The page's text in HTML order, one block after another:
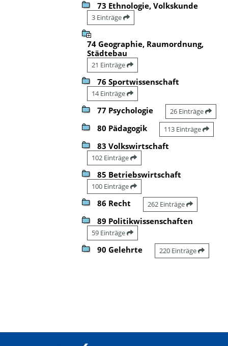
73 Ethnologie, Volkskunde
3 Einträge
74 Geographie, Raumordnung,
Städtebau
21 Einträge
76 Sportwissenschaft
14 Einträge
77 Psychologie 26 Einträge
80 Pädagogik 113 Einträge
83 Volkswirtschaft
102 Einträge
85 Betriebswirtschaft
100 Einträge
86 Recht 262 Einträge
89 Politikwissenschaften
59 Einträge
90 Gelehrte 220 Einträge